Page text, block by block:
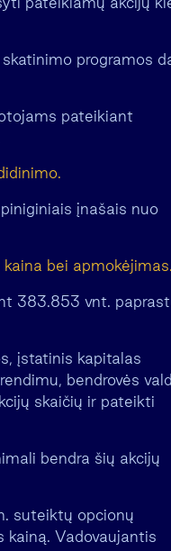
programos
pateikiant
įnašais nuo
bei apmokėjimas.
383.853 vnt.
įstatinis kapitalas
bendrovės
skaičių ir pateikti
bendra šių akcijų
suteiktų opcionų
Vadovaujantis